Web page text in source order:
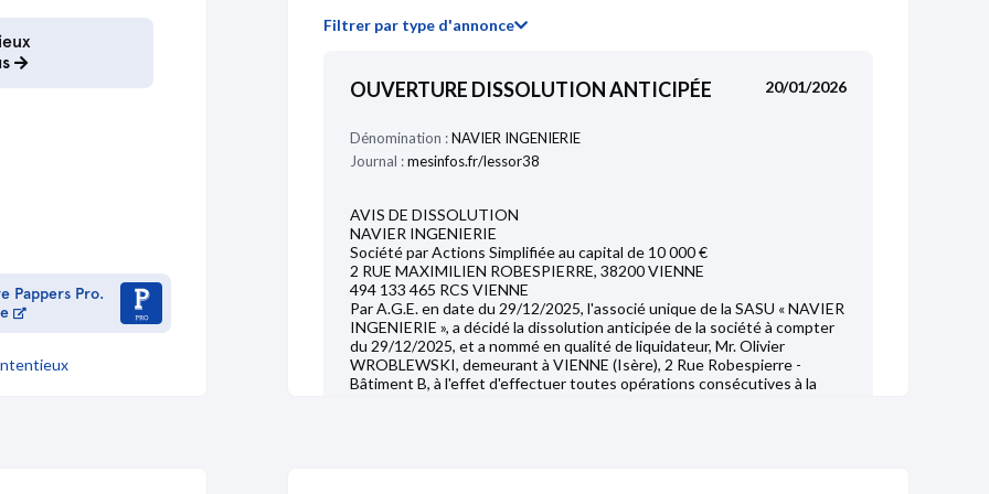
28/03/2013
Comptes sociaux 2016
Pappers Pro.
Filtrer par type d'annonce
OUVERTURE DISSOLUTION ANTICIPÉE 20/01/2026
Dénomination :NAVIER INGENIERIE
Journal :mesinfos.fr/lessor38
AVIS DE DISSOLUTION
NAVIER INGENIERIE
Société par Actions Simplifiée au capital de 10 000 €
2 RUE MAXIMILIEN ROBESPIERRE, 38200 VIENNE
494 133 465 RCS VIENNE
Par A.G.E. en date du 29/12/2025, l'associé unique de la SASU « NAVIER
INGENIERIE », a décidé la dissolution anticipée de la société à compter
du 29/12/2025, et a nommé en qualité de liquidateur, Mr. Olivier
WROBLEWSKI, demeurant à VIENNE (Isère), 2 Rue Robespierre -
Bâtiment B, à l'effet d'effectuer toutes opérations consécutives à la